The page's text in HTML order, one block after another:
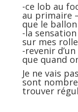
-ce lob au
au primaire
que le
-la
sur mes
-revenir
que quand
Je ne vais
sont
trouver